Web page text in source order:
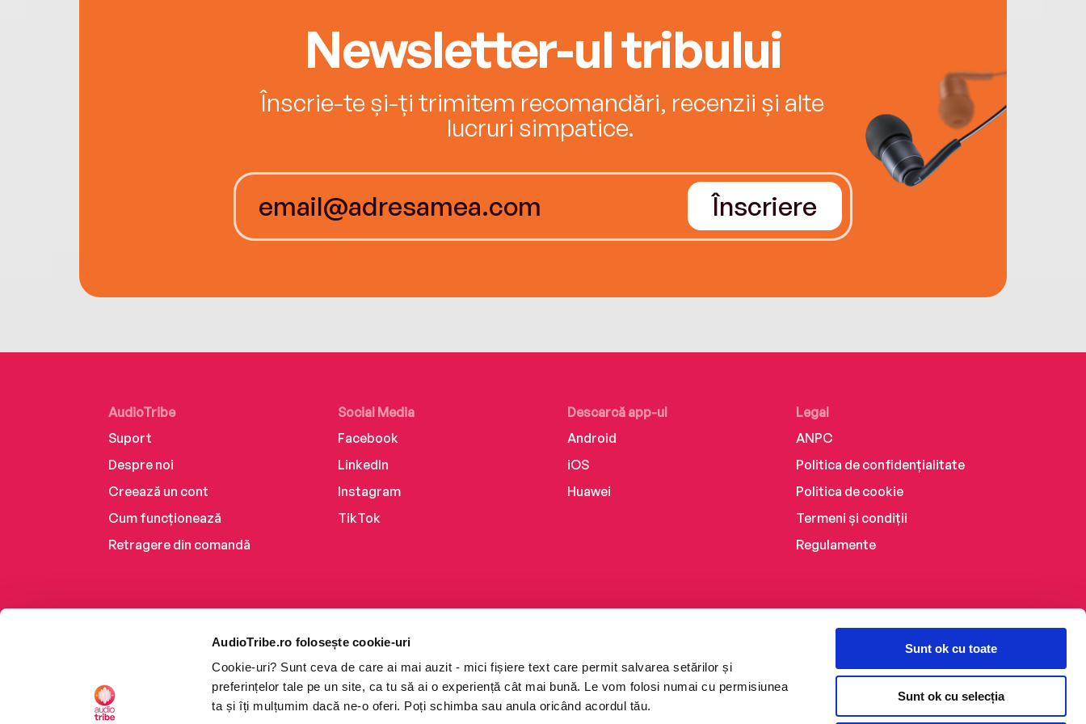
AudioTribe.ro folosește cookie-uri
Cookie-uri? Sunt ceva de care ai mai auzit - mici fișiere text care permit salvarea setărilor și
preferințelor tale pe un site, ca tu să ai o experiență cât mai bună. Le vom folosi numai cu permisiunea
ta și îți mulțumim dacă ne-o oferi. Poți schimba sau anula oricând acordul tău.
Sunt ok cu toate
Sunt ok cu selecția
preluat oficial mandatul de președinte pe 20
ianuarie 2017, succedându-l pe Barack Obama.
Septuagenar, Trump este cea mai în vârstă
persoană care își asumă președinția Statelor
Newsletter-ul tribului
Înscrie-te și-ți trimitem recomandări, recenzii și alte
lucruri simpatice.
Înscriere
AudioTribe
Suport
Despre noi
Creează un cont
Cum funcționează
Retragere din comandă
Social Media
Facebook
LinkedIn
Instagram
TikTok
Descarcă app-ul
Android
iOS
Huawei
Legal
ANPC
Politica de confidențialitate
Politica de cookie
Termeni și condiții
Regulamente